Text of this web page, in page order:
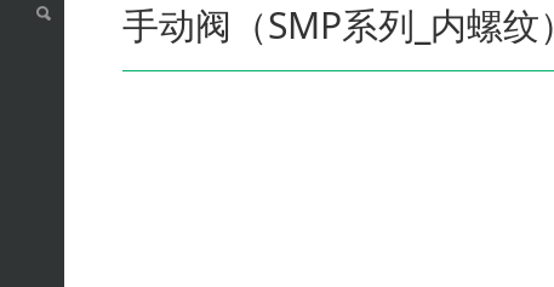
手动阀（SMP系列_内螺纹）